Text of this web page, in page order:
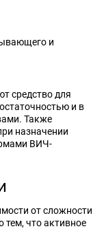
и
средство для
и в
Также
назначении
ВИЧ-
от сложности
тем, что активное